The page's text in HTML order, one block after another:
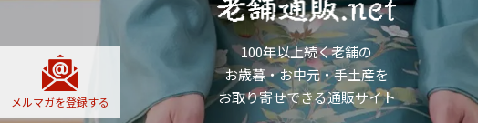
メルマガを登録する
100年以上続く老舗の
お歳暮・お中元・手土産を
お取り寄せできる通販サイト